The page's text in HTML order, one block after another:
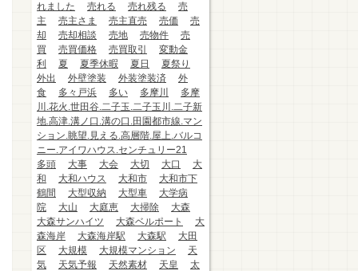
れました
売れる 売れ残る
売
主
売主さま 売主直売 売価
売
却
売却相談 売地 売物件
売
買
売買価格 売買取引
変動金
利
夏 夏季休暇 夏日
夏祭り
外出
外壁塗装 外装塗装済
外
食
多々戸浜 多い 多摩川
多摩
川.花火.世田谷.二子玉.二子玉川.二子新
地.高津.溝ノ口.溝の口.田園都市線.マン
ション.眺望.見える.高層階.屋上.バルコ
ニー.アイワハウス.センチュリー21
多頭
大事 大会 大切 大口
大
和
大和ハウス 大和市
大和市下
鶴間
大型収納 大型車
大学病
院
大山 大庭恵 大掃除
大森
大森サンハイツ
大森ベルポート
大
森海岸
大森海岸駅 大森駅
大田
区
大規模 大規模マンション
天
気
天気予報 天然素材 天皇
太